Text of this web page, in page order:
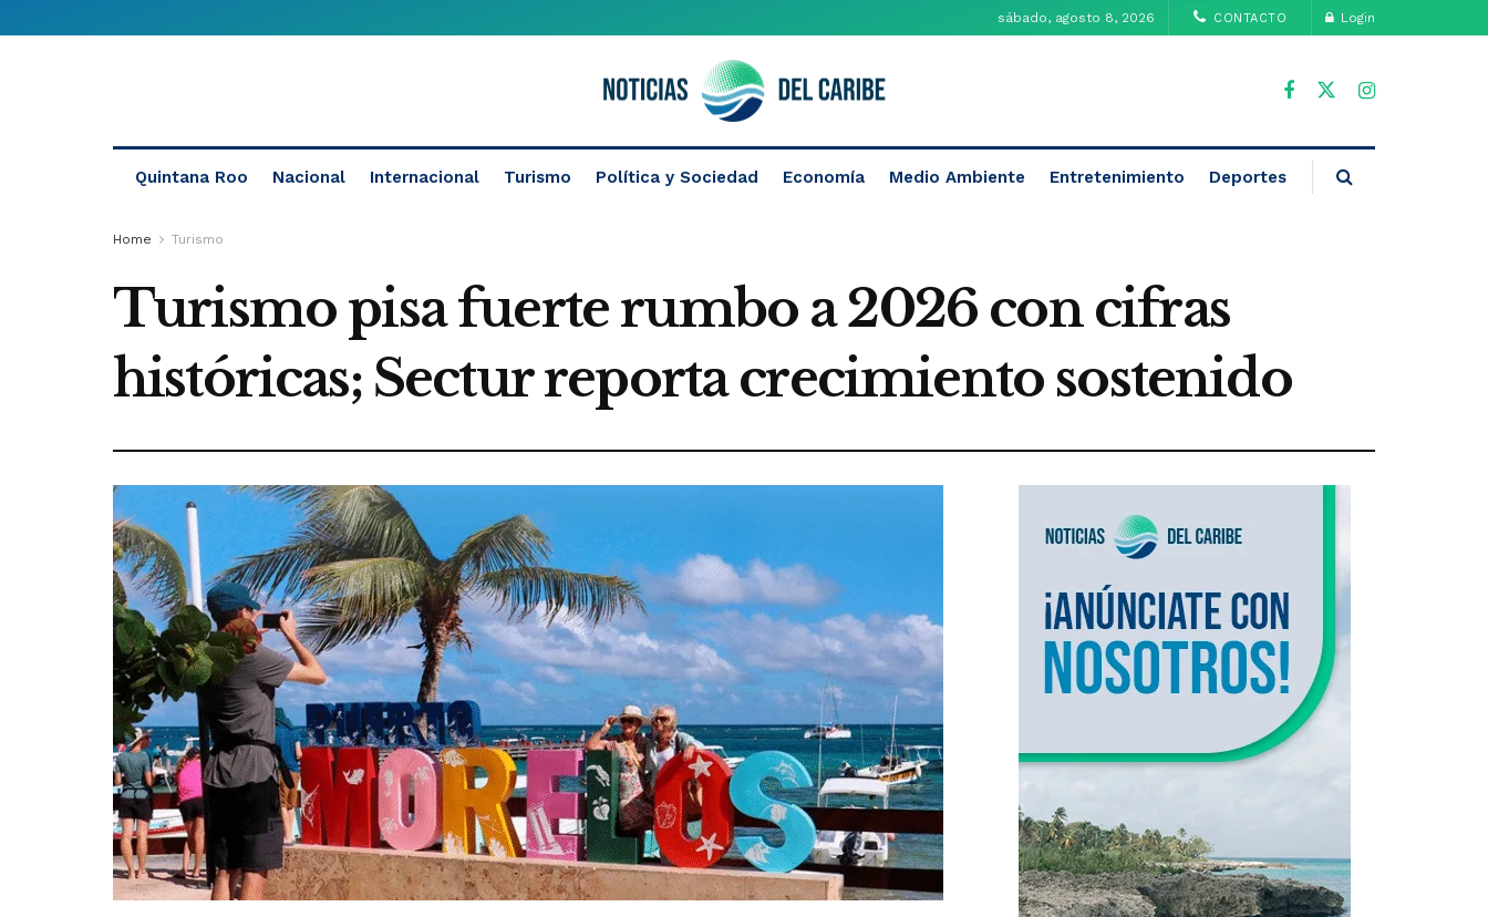
sábado, agosto 8, 2026 CONTACTO Login
Quintana Roo Nacional Internacional Turismo Política y Sociedad Economía Medio Ambiente Entretenimiento Deportes
Home Turismo
Turismo pisa fuerte rumbo a 2026 con cifras
históricas; Sectur reporta crecimiento sostenido